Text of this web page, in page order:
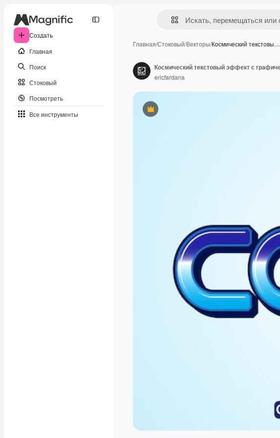
Создать
Главная
Поиск
Стоковый
Посмотреть
Все инструменты
Главная/Стоковый/Векторы/Космический текстовы…
Премиум
ericfardana